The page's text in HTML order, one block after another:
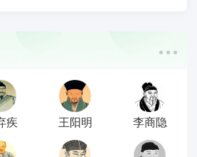
疾 王阳明 李商隐